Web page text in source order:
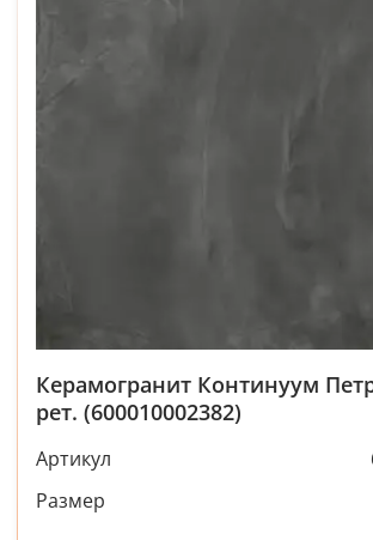
Керамогранит Континуум
рет. (600010002382)
Артикул
Размер